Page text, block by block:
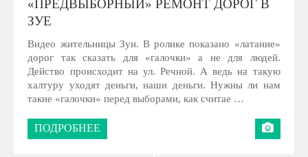
«ПРЕДВЫБОРНЫЙ» РЕМОНТ ДОРОГ В
ЗУЕ
Видео жительницы Зуи. В ролике показано «латание»
дорог так сказать для «галочки» а не для людей.
Действо происходит на ул. Речной. А ведь на такую
халтуру уходят деньги, наши деньги. Нужны ли нам
такие «галочки» перед выборами, как считае …
ПОДРОБНЕЕ